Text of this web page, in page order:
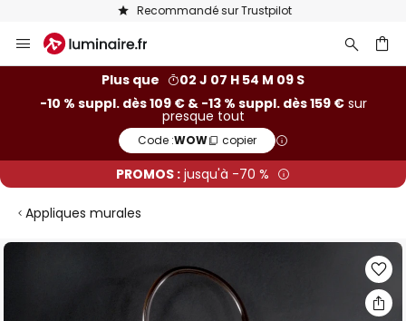
Recommandé sur Trustpilot
Allez
au
Plus que
02 J 07 H 54 M 08 S
-10 % suppl. dès 109 € & -13 % suppl. dès 159 €sur
presque tout
Code :WOW copier
PROMOS : jusqu'à -70 %
Appliques murales
Skip